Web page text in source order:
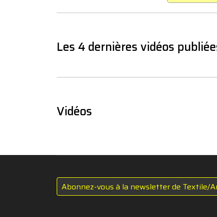
Les 4 dernières vidéos
Vidéos
Abonnez-vous à la newsletter de Textile/